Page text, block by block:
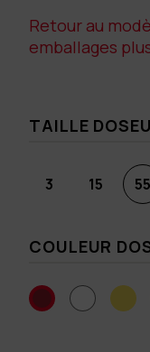
Retour au
emballages
3 15 55